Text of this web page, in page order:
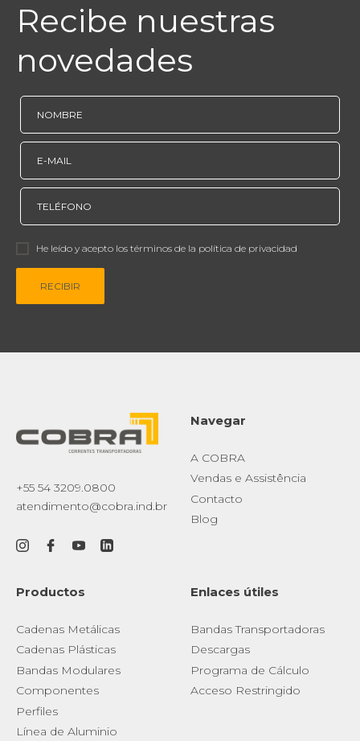
Recibe nuestras
novedades
He leído y acepto los términos de la política de privacidad
RECIBIR
+55 54 3209.0800
atendimento@cobra.ind.br
Navegar
A COBRA
Vendas e Assistência
Contacto
Blog
Productos
Cadenas Metálicas
Cadenas Plásticas
Bandas Modulares
Componentes
Perfiles
Línea de Aluminio
Enlaces útiles
Bandas Transportadoras
Descargas
Programa de Cálculo
Acceso Restringido